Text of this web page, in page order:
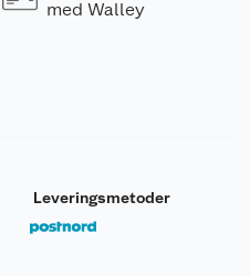
med Walley
Leveringsmetoder